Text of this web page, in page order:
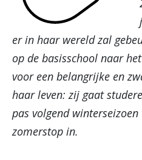
er in haar wereld zal
op de basisschool naar
voor een belangrijke en
haar leven: zij gaat
pas volgend
zomerstop in.